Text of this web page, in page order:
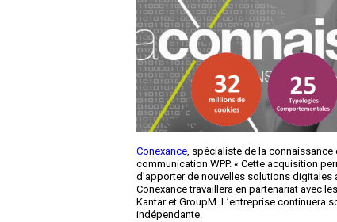
Conexance, spécialiste de la
communication WPP. « Cette acquisition
d’apporter de nouvelles solutions digitales
Conexance travaillera en partenariat avec
Kantar et GroupM. L’entreprise continuera
indépendante.